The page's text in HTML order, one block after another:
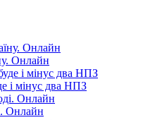
Онлайн
і мінус два НПЗ
Онлайн